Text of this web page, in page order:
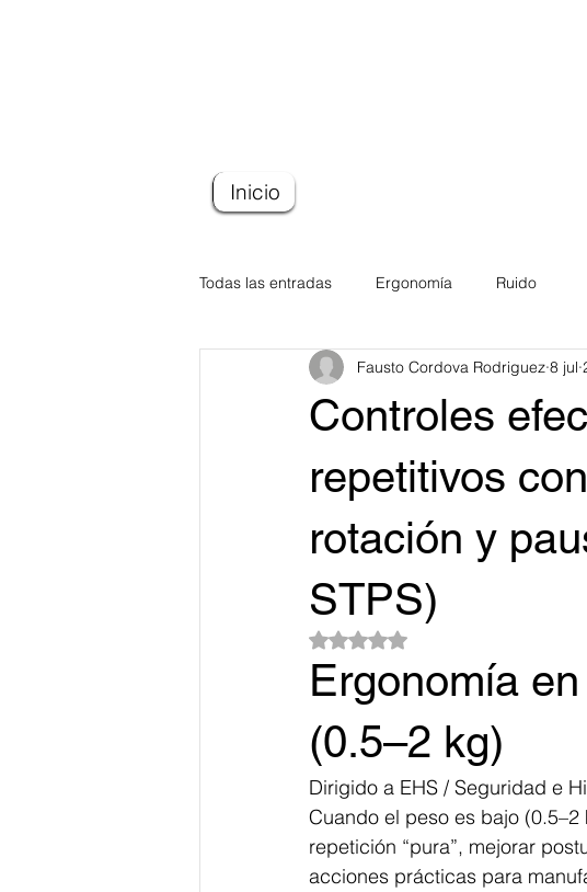
Inicio
Todas las entradas Ergonomía Ruido
Controles
repetitivos
rotación y
STPS)
Fausto Cordova Rodriguez 8 jul
Obtuvo NaN de 5 estrellas.
Ergonomía
(0.5–2 kg)
Dirigido a EHS / Seguridad e
Cuando el peso es bajo
repetición “pura”, mejorar
acciones prácticas para